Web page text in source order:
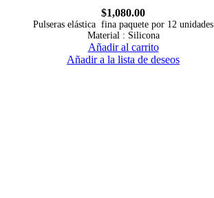
$1,080.00
Pulseras elástica fina paquete por 12 unidades
Material : Silicona
Añadir al carrito
Añadir a la lista de deseos